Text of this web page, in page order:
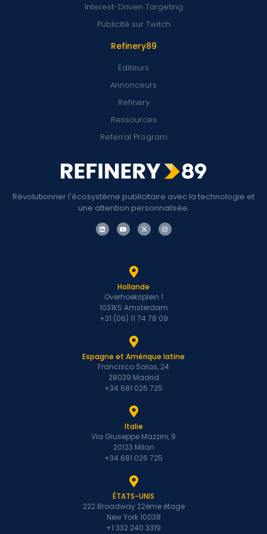
Révolutionner l'écosystème publicitaire avec la technologie et
une attention personnalisée.
Refinery89
Éditeurs
Annonceurs
Refinery
Ressources
Referral Program
Interest-Driven Targeting
Publicité sur Twitch
Hollande
Overhoeksplein 1
1031KS Amsterdam
+31 (06) 11 74 78 09
Espagne et Amérique latine
Francisco Salas, 24
28039 Madrid
+34 681 026 725
Italie
Via Giuseppe Mazzini, 9
20123 Milan
+34 681 026 725
ÉTATS-UNIS
222 Broadway 22ème étage
New York 10038
+1 332 240 3319